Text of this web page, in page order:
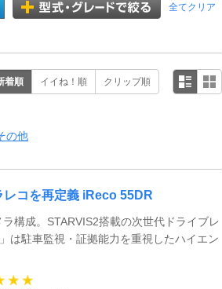
全てクリア
着順 イイね！順 クリップ順
の他
レコを再定義 iReco 55DR
構成。STARVIS2搭載の次世代ドライブレ
は駐車監視・証拠能力を重視したハイエン